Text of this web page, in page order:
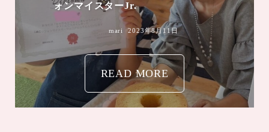
ォンマイスターJr.
mari 2023年8月11日
READ MORE